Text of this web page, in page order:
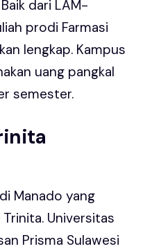
dari LAM-
prodi Farmasi
lengkap. Kampus
uang pangkal
semester.
Manado yang
Universitas
Prisma Sulawesi